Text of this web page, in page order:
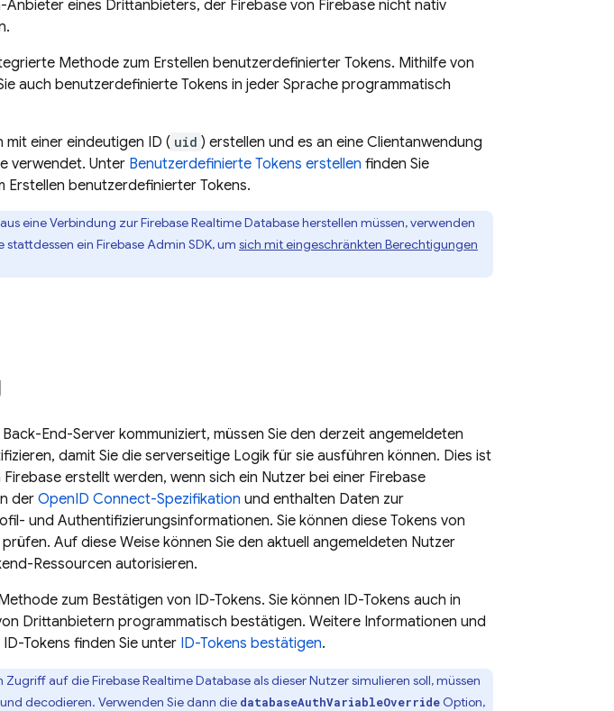
Anbieter eines Drittanbieters, der Firebase von Firebase nicht nativ
Methode zum Erstellen benutzerdefinierter Tokens. Mithilfe von
auch benutzerdefinierte Tokens in jeder Sprache programmatisch
mit einer eindeutigen ID ( uid ) erstellen und es an eine Clientanwendung
verwendet. Unter Benutzerdefinierte Tokens erstellen finden Sie
Erstellen benutzerdefinierter Tokens.
eine Verbindung zurFirebase Realtime Databaseherstellen müssen, verwenden
stattdessen ein FirebaseAdmin SDK, um sich mit eingeschränkten Berechtigungen
End-Server kommuniziert, müssen Sie den derzeit angemeldeten
damit Sie die serverseitige Logik für sie ausführen können. Dies ist
Firebase erstellt werden, wenn sich ein Nutzer bei einer Firebase
der OpenID Connect-Spezifikation und enthalten Daten zur
und Authentifizierungsinformationen. Sie können diese Tokens von
Auf diese Weise können Sie den aktuell angemeldeten Nutzer
Ressourcen autorisieren.
zum Bestätigen von ID-Tokens. Sie können ID-Tokens auch in
Drittanbietern programmatisch bestätigen. Weitere Informationen und
Tokens finden Sie unter ID-Tokens bestätigen.
Zugriff auf dieFirebase Realtime Databaseals dieser Nutzer simulieren soll, müssen
decodieren. Verwenden Sie dann die databaseAuthVariableOverride Option,